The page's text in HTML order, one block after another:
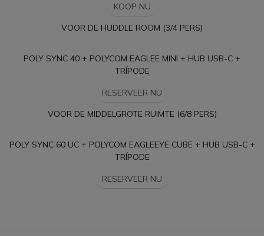
KOOP NU
VOOR DE HUDDLE ROOM (3/4 PERS)
POLY SYNC 40 + POLYCOM EAGLEE MINI + HUB USB-C +
TRÍPODE
RESERVEER NU
VOOR DE MIDDELGROTE RUIMTE (6/8 PERS)
POLY SYNC 60 UC + POLYCOM EAGLEEYE CUBE + HUB USB-C +
TRÍPODE
RESERVEER NU